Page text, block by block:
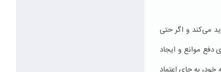
می‌کند و اگر حتی
موانع و ایجاد